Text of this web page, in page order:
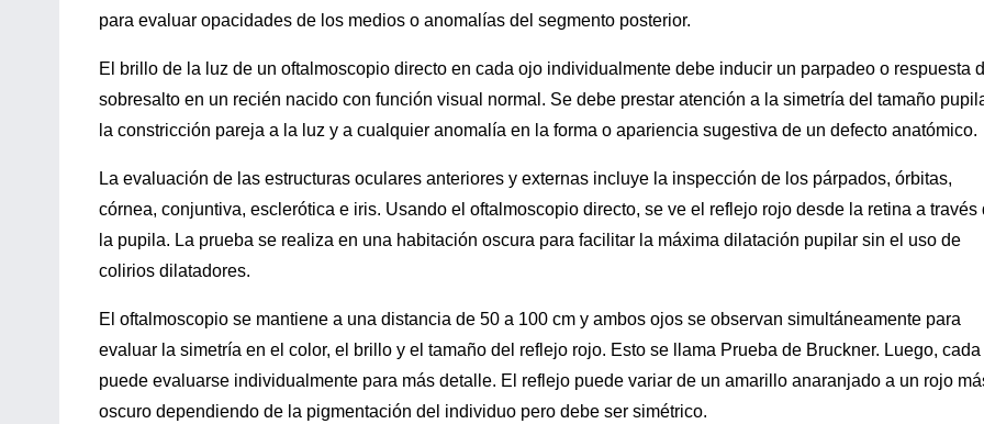
para evaluar opacidades de los medios o anomalías del segmento posterior.
El brillo de la luz de un oftalmoscopio directo en cada ojo individualmente debe inducir un parpadeo o respuesta
sobresalto en un recién nacido con función visual normal. Se debe prestar atención a la simetría del tamaño
la constricción pareja a la luz y a cualquier anomalía en la forma o apariencia sugestiva de un defecto anatómico.
La evaluación de las estructuras oculares anteriores y externas incluye la inspección de los párpados, órbitas,
córnea, conjuntiva, esclerótica e iris. Usando el oftalmoscopio directo, se ve el reflejo rojo desde la retina a través
la pupila. La prueba se realiza en una habitación oscura para facilitar la máxima dilatación pupilar sin el uso de
colirios dilatadores.
El oftalmoscopio se mantiene a una distancia de 50 a 100 cm y ambos ojos se observan simultáneamente para
evaluar la simetría en el color, el brillo y el tamaño del reflejo rojo. Esto se llama Prueba de Bruckner. Luego,
puede evaluarse individualmente para más detalle. El reflejo puede variar de un amarillo anaranjado a un rojo
oscuro dependiendo de la pigmentación del individuo pero debe ser simétrico.